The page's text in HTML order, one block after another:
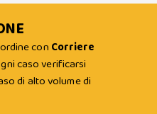
con Corriere
caso verificarsi
di alto volume di